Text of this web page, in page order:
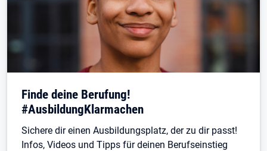
Finde deine Berufung!
#AusbildungKlarmachen
Sichere dir einen Ausbildungsplatz, der zu dir passt!
Infos, Videos und Tipps für deinen Berufseinstieg